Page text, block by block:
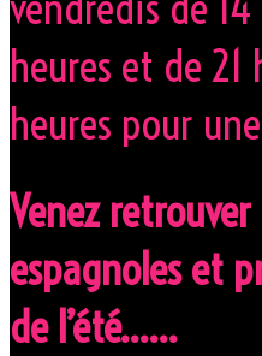
heures et de
heures pour
Venez
espagnoles et
de l’été……